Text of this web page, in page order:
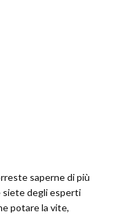
saperne di più
siete degli esperti
potare la vite,